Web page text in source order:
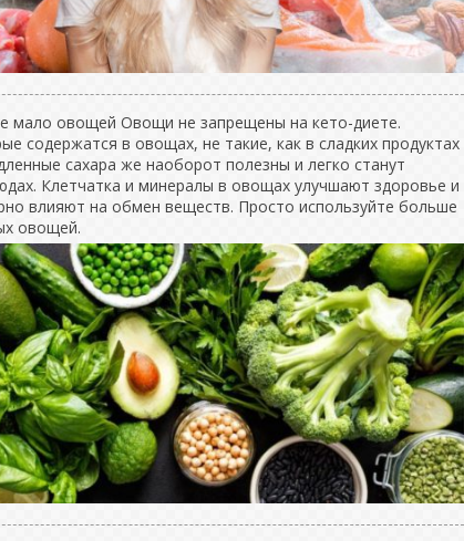
мало овощей Овощи не запрещены на кето-диете.
содержатся в овощах, не такие, как в сладких продуктах
сахара же наоборот полезны и легко станут
Клетчатка и минералы в овощах улучшают здоровье и
влияют на обмен веществ. Просто используйте больше
овощей.